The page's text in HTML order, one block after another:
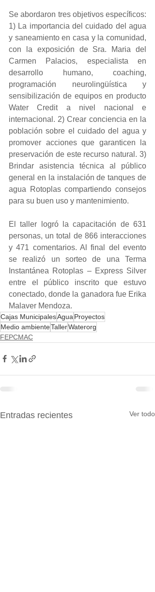
Se abordaron tres objetivos específicos:
1) La importancia del cuidado del agua
y saneamiento en casa y la comunidad,
con la exposición de Sra. Maria del
Carmen Palacios, especialista en
desarrollo humano, coaching,
programación neurolingüística y
sensibilización de equipos en producto
Water Credit a nivel nacional e
internacional. 2) Crear conciencia en la
población sobre el cuidado del agua y
promover acciones que garanticen la
preservación de este recurso natural. 3)
Brindar asistencia técnica al público
general en la instalación de tanques de
agua Rotoplas compartiendo consejos
para su buen uso y mantenimiento.
El taller logró la capacitación de 631
personas, un total de 866 interacciones
y 471 comentarios. Al final del evento
se realizó un sorteo de una Terma
Instantánea Rotoplas – Express Silver
entre el público inscrito que estuvo
conectado, donde la ganadora fue Erika
Malaver Mendoza.
Cajas MunicipalesAgua Proyectos
Medio ambienteTallerWaterorg
FEPCMAC
Entradas recientes Ver todo